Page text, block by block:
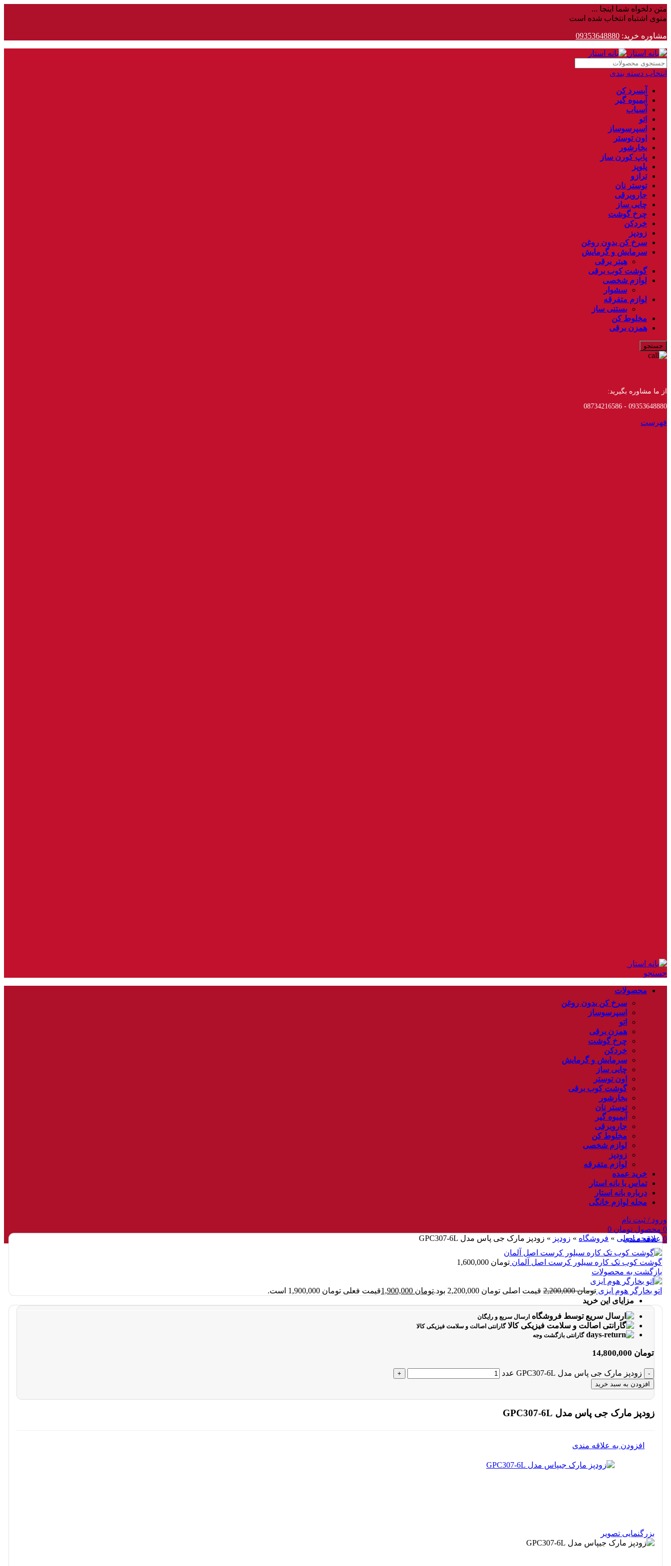
متن دلخواه شما اینجا ...
منوی اشتباه انتخاب شده است
مشاوره خرید: 09353648880
انتخاب دسته بندی
آبسرد کن
آبمیوه گیر
آسیاب
اتو
اسپرسوساز
اون توستر
بخارشور
پاپ کورن ساز
پلوپز
ترازو
توستر نان
جاروبرقی
چایی ساز
چرخ گوشت
خردکن
زودپز
سرخ کن بدون روغن
سرمایش و گرمایش
هیتر برقی
گوشت کوب برقی
لوازم شخصی
سشوار
لوازم متفرقه
بستنی ساز
مخلوط کن
همزن برقی
جستجو
از ما مشاوره بگیرید:
09353648880 - 08734216586
فهرست
جستجو
محصولات
سرخ کن بدون روغن
اسپرسوساز
اتو
همزن برقی
چرخ گوشت
خردکن
سرمایش و گرمایش
چایی ساز
اون توستر
گوشت کوب برقی
بخارشور
توستر نان
آبمیوه گیر
جاروبرقی
مخلوط کن
لوازم شخصی
زودپز
لوازم متفرقه
خرید عمده
تماس با بانه استار
درباره بانه استار
مجله لوازم خانگی
ورود / ثبت نام
0 محصول تومان
0 علاقه مندی
صفحه اصلی » فروشگاه » زودپز » زودپز مارک جی پاس مدل GPC307-6L
گوشت کوب تک کاره سیلور کرست اصل آلمان تومان
بازگشت به محصولات
اتو بخارگر هوم ایزی تومان2,200,000 قیمت اصلی تومان 2,200,000 بود. تومان
قیمت فعلی تومان 1,900,000 است.
مزایای این خرید
ارسال سریع و رایگان
گارانتی اصالت و سلامت فیزیکی کالا
گارانتی بازگشت وجه
تومان
زودپز مارک جی پاس مدل GPC307-6L عدد
افزودن به سبد خرید
زودپز مارک جی پاس مدل GPC307-6L
افزودن به علاقه مندی
بزرگنمایی تصویر